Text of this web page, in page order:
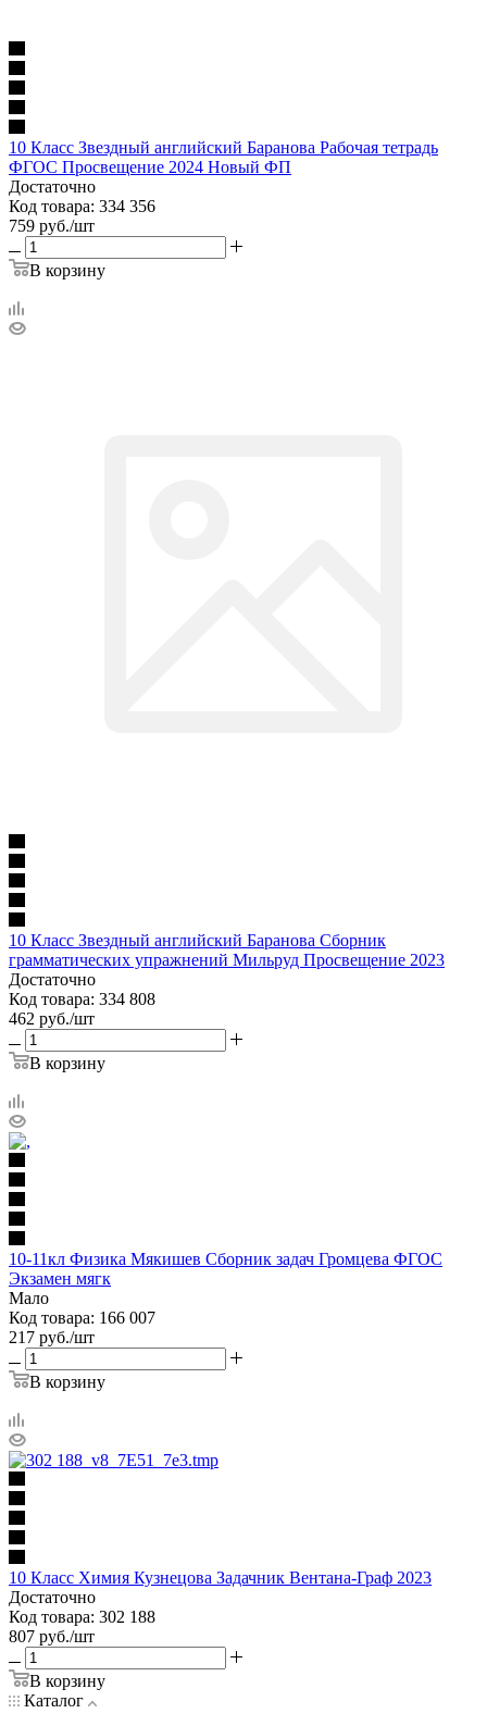
10 Класс Звездный английский Баранова Рабочая тетрадь
ФГОС Просвещение 2024 Новый ФП
Достаточно
Код товара: 334 356
759 руб./шт
В корзину
10 Класс Звездный английский Баранова Сборник
грамматических упражнений Мильруд Просвещение 2023
Достаточно
Код товара: 334 808
462 руб./шт
В корзину
10-11кл Физика Мякишев Сборник задач Громцева ФГОС
Экзамен мягк
Мало
Код товара: 166 007
217 руб./шт
В корзину
10 Класс Химия Кузнецова Задачник Вентана-Граф 2023
Достаточно
Код товара: 302 188
807 руб./шт
В корзину
Каталог